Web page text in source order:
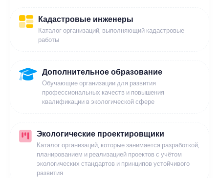
Кадастровые инженеры
Каталог организаций, выполняющий кадастровые
работы
Дополнительное образование
Обучающие организации для развития
профессиональных качеств и повышения
квалификации в экологической сфере
Экологические проектировщики
Каталог организаций, которые занимается разработкой,
планированием и реализацией проектов с учётом
экологических стандартов и принципов устойчивого
развития